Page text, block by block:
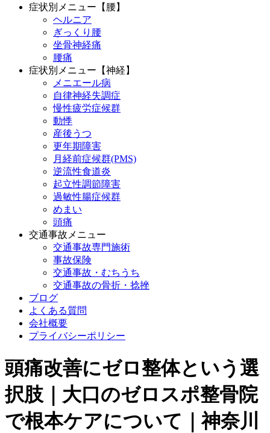
症状別メニュー【腰】
ヘルニア
ぎっくり腰
坐骨神経痛
腰痛
症状別メニュー【神経】
メニエール病
自律神経失調症
慢性疲労症候群
動悸
産後うつ
更年期障害
月経前症候群(PMS)
逆流性食道炎
起立性調節障害
過敏性腸症候群
めまい
頭痛
交通事故メニュー
交通事故専門施術
事故保険
交通事故・むちうち
交通事故の骨折・捻挫
ブログ
よくある質問
会社概要
プライバシーポリシー
頭痛改善にゼロ整体という選
択肢｜大口のゼロスポ整骨院
で根本ケアについて｜神奈川